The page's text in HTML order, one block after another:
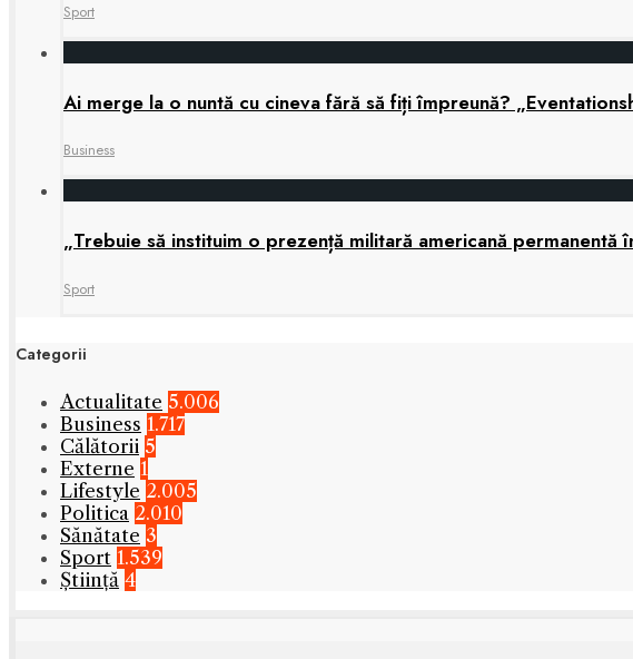
Sport
Ai merge la o nuntă cu cineva fără să fiți împreună?
Business
„Trebuie să instituim o prezență militară americană permanentă
Sport
Categorii
Actualitate 5.006
Business 1.717
Călătorii 5
Externe 1
Lifestyle 2.005
Politica 2.010
Sănătate 3
Sport 1.539
Știință 4